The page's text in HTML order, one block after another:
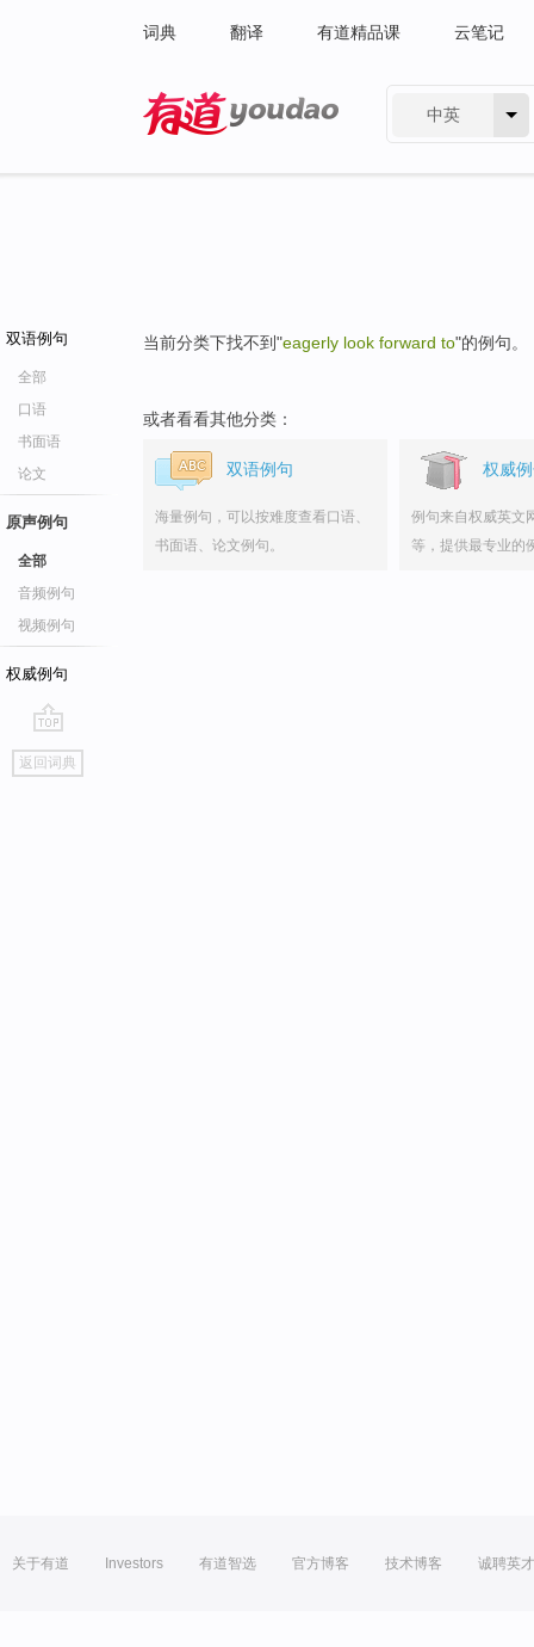
词典 翻译 有道精品课 云笔记
中英
双语例句
全部
口语
书面语
论文
原声例句
全部
音频例句
视频例句
权威例句
go
top
返回词典
当前分类下找不到"eagerly look forward to"的例句。
或者看看其他分类：
双语例句
海量例句，可以按难度查看口语、
书面语、论文例句。
权威
例句来自权威英文
等，提供最专业的
关于有道 Investors 有道智选 官方博客 技术博客 诚聘英才